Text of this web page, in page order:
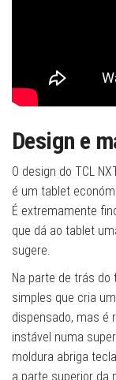
Design e
O design do TCL
é um tablet
É extremamente
que dá ao tablet
sugere.
Na parte de trás
simples que cria
dispensado, mas é
instável numa
moldura abriga
a parte superior da